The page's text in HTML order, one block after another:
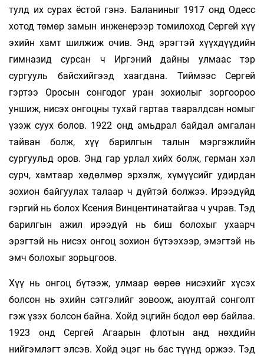
тулд их сурах ёстой гэнэ. Баланиныг 1917 онд Одесс
хотод төмөр замын инженерээр томилоход Сергей хүү
эхийн хамт шилжиж очив. Энд эрэгтэй хүүхдүүдийн
гимназид сурсан ч Иргэний дайны улмаас тэр
сургууль байсхийгээд хаагдана. Тиймээс Сергей
гэртээ Оросын сонгодог уран зохиолыг зоргоороо
уншиж, нисэх онгоцны тухай гартаа тааралдсан номыг
үзэж суух болов. 1922 онд амьдрал байдал амгалан
тайван болж, хүү барилгын талын мэргэжлийн
сургуульд оров. Энд гар урлал хийх болж, герман хэл
сурч, хамтаар хөдөлмөр эрхэлж, хүмүүсийг удирдан
зохион байгуулах талаар ч дүйтэй болжээ. Ирээдүйд
гэргий нь болох Ксения Винцентинатайгаа ч учрав. Тэд
барилгын ажил ирээдүй нь биш болохыг ухаарч
эрэгтэй нь нисэх онгоц зохион бүтээхээр, эмэгтэй нь
эмч болохыг зорьцгоов.
Хүү нь онгоц бүтээж, улмаар өөрөө нисэхийг хүсэх
болсон нь эхийн сэтгэлийг зовоож, аюултай сонголт
гэж үзэх болсон байна. Хойд эцгийн бодол өөр байлаа.
1923 онд Сергей Агаарын флотын анд нөхдийн
нийгэмлэгт элсэв. Хойд эцэг нь бас түүнд оржээ. Тэд